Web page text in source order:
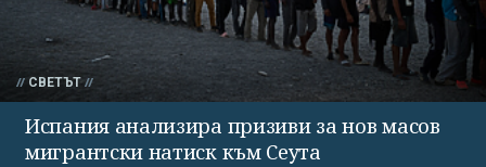
СВЕТЪТ
Испания анализира призиви за нов масов
мигрантски натиск към Сеута